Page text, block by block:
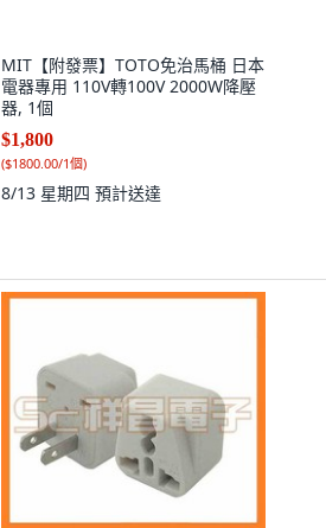
MIT【附發票】TOTO免治馬桶 日本
電器專用 110V轉100V 2000W降壓
器, 1個
$1,800
($1800.00/1個)
8/13 星期四 預計送達